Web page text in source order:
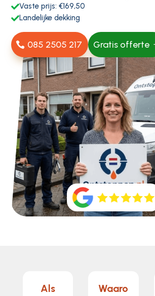
Vaste prijs: €169,50
Landelijke dekking
085 2505 217 Gratis offerte
Als
Waaro